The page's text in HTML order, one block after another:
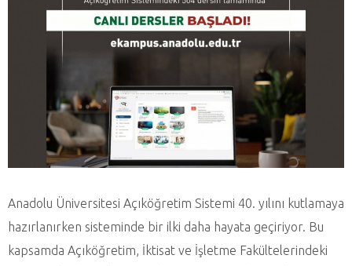
Anadolu Üniversitesi Açıköğretim Sistemi 40. yılını kutlamaya
hazırlanırken sisteminde bir ilki daha hayata geçiriyor. Bu
kapsamda Açıköğretim, İktisat ve İşletme Fakültelerindeki